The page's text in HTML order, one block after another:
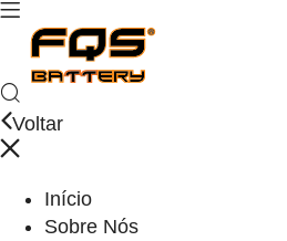
Voltar
Início
Sobre Nós